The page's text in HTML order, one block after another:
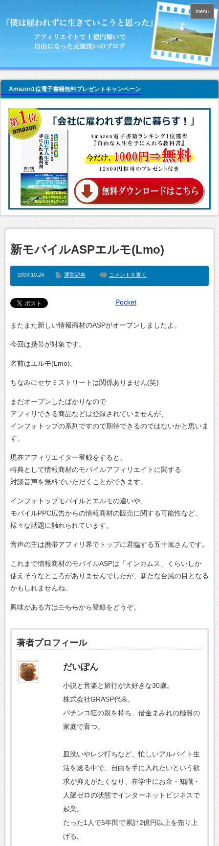
menu
Amazon1位電子書籍無料プレゼントキャンペーン
新モバイルASPエルモ(Lmo)
2009.10.24 通常記事 コメントを書く
Pocket
またまた新しい情報商材のASPがオープンしましたよ。
今回は携帯が対象です。
名前はエルモ(Lmo)。
ちなみにセサミストリートは関係ありません(笑)
まだオープンしたばかりなので
アフィリできる商品などは登録されていませんが、
インフォトップの系列ですので期待できるのではないかと思いま
す。
現在アフィリエイター登録をすると、
特典として情報商材のモバイルアフィリエイトに関する
対談音声を無料でいただくことができます。
インフォトップモバイルとエルモの違いや、
モバイルPPC広告からの情報商材の販売に関する可能性など、
様々な話題に触れられています。
音声の主は携帯アフィリ界でトップに君臨する五十嵐さんです。
これまで情報商材のモバイルASPは「インカムス」くらいしか
使えそうなところがありませんでしたが、新たな台風の目となる
かもしれませんね。
興味がある方はこちらから登録をどうぞ。
著者プロフィール
だいぽん
小説と音楽と旅行が大好きな30歳。
株式会社GRASP代表。
パチンコ狂の親を持ち、借金まみれの極貧の
家庭で育つ。
皿洗いやレジ打ちなど、忙しいアルバイト生
活を送る中で、自由を手に入れたいという欲
求が抑えがたくなり、在学中にお金・知識・
人脈ゼロの状態でインターネットビジネスで
起業。
たった1人で5年間で累計2億円以上を売り上
げる。